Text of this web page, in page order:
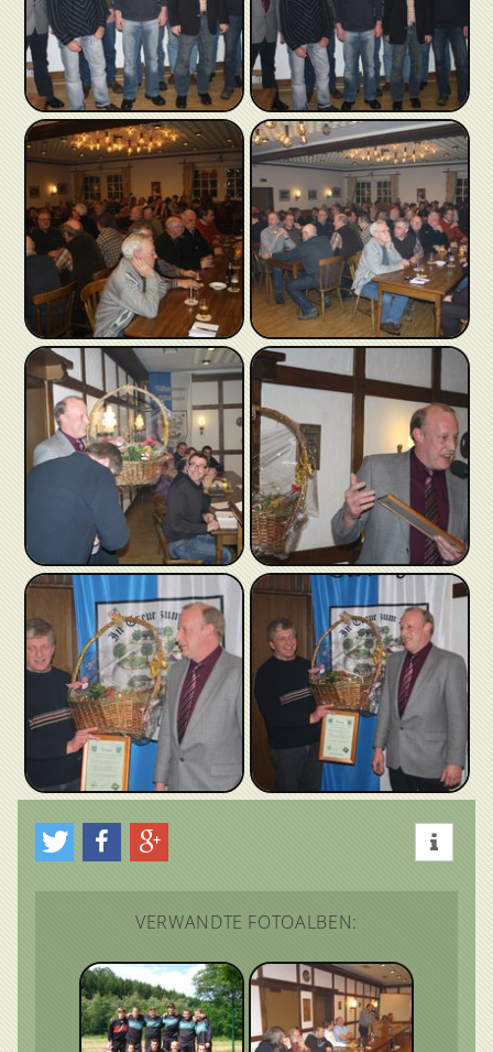
VERWANDTE FOTOALBEN: